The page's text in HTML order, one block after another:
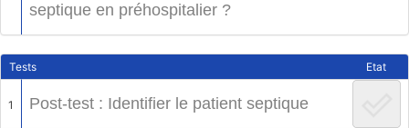
septique en préhospitalier ?
Tests Etat
1 Post-test : Identifier le patient septique